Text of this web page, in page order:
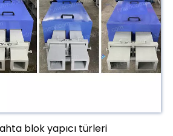
blok yapıcı türleri